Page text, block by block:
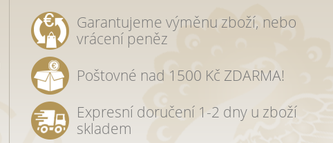
Garantujeme výměnu zboží, nebo
vrácení peněz
Poštovné nad 1500 Kč ZDARMA!
Expresní doručení 1-2 dny u zboží
skladem